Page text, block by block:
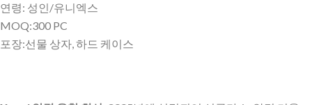
연령: 성인/유니엑스
MOQ:300 PC
포장:선물 상자, 하드 케이스